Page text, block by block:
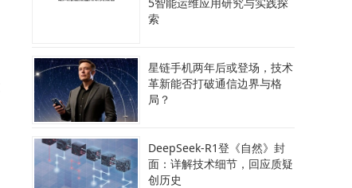
索
星链手机两年后或登场，技术
革新能否打破通信边界与格
局？
DeepSeek-R1登《自然》封
面：详解技术细节，回应质疑
创历史